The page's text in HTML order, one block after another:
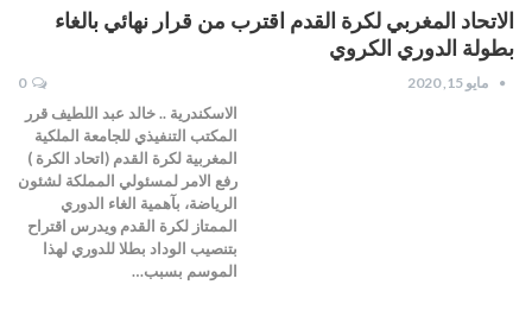
الاتحاد المغربي لكرة القدم اقترب من قرار نهائي بالغاء
بطولة الدوري الكروي
مايو 15, 2020 0
الاسكندرية .. خالد عبد اللطيف قرر
المكتب التنفيذي للجامعة الملكية
المغربية لكرة القدم (اتحاد الكرة )
رفع الامر لمسئولي المملكة لشئون
الرياضة، بآهمية الغاء الدوري
الممتاز لكرة القدم ويدرس اقتراح
بتنصيب الوداد بطلا للدوري لهذا
الموسم بسبب…